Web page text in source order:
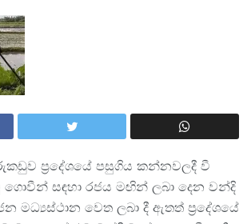
ප්‍රදේශයේ පසුගිය කන්නවලදී වී
ගොවීන් සඳහා රජය මඟින් ලබා දෙන වන්දි
මධ්‍යස්ථාන වෙත ලබා දී ඇතත් ප්‍රදේශයේ